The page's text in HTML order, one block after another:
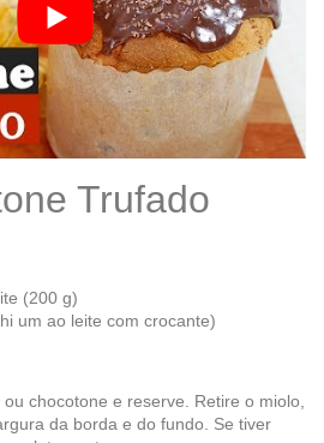
Trufado
(200 g)
um ao leite com crocante)
chocotone e reserve. Retire o miolo,
da borda e do fundo. Se tiver